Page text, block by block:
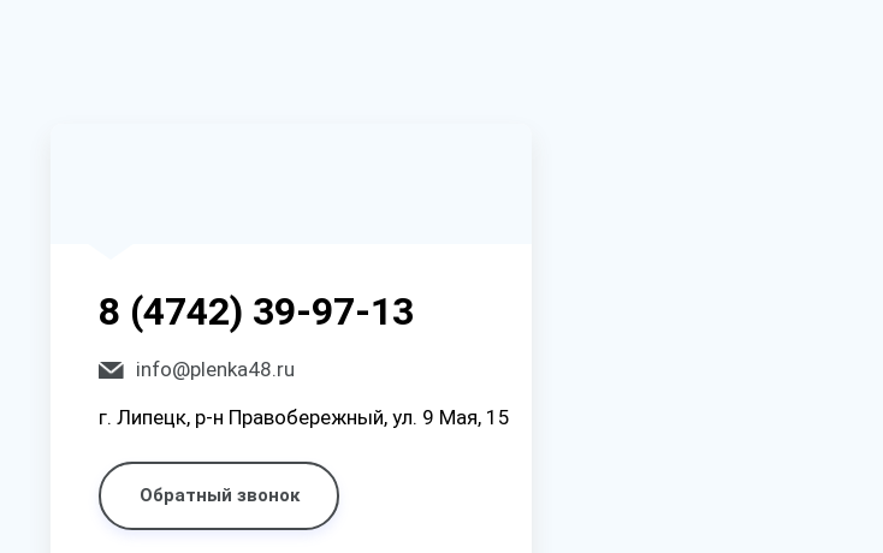
8 (4742) 39-97-13
info@plenka48.ru
г. Липецк, р-н Правобережный, ул. 9 Мая, 15
Обратный звонок